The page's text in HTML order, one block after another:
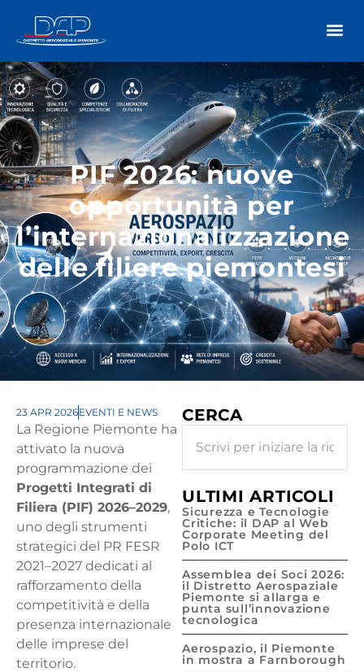
PIF 2026: nuove
opportunità per
l’internazionalizzazione
delle filiere piemontesi
23 APR 2026EVENTI E NEWS
La Regione Piemonte ha
attivato la nuova
programmazione dei
Progetti Integrati di
Filiera (PIF) 2026–2029,
uno degli strumenti
strategici del PR FESR
2021–2027 dedicati al
rafforzamento della
competitività e della
presenza internazionale
delle imprese del
territorio.
CERCA
ULTIMI ARTICOLI
Sicurezza e Tecnologie
Critiche: il DAP al Web
Corporate Meeting del
Polo ICT
Assemblea dei Soci 2026:
il Distretto Aerospaziale
Piemonte si allarga e
punta sull’innovazione
tecnologica
Aerospazio, il Piemonte
in mostra a Farnborough